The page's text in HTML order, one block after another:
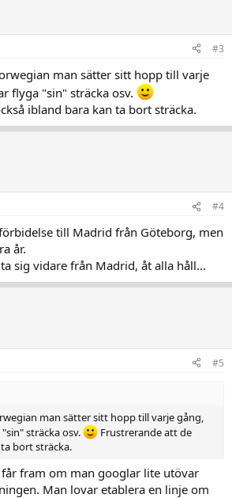
#3
man sätter sitt hopp till varje
flyga "sin" sträcka osv.
ibland bara kan ta bort sträcka.
#4
till Madrid från Göteborg, men
år.
sig vidare från Madrid, åt alla håll...
#5
man sätter sitt hopp till varje gång,
sträcka osv.
Frustrerande att de
bort sträcka.
fram om man googlar lite utövar
Man lovar etablera en linje om